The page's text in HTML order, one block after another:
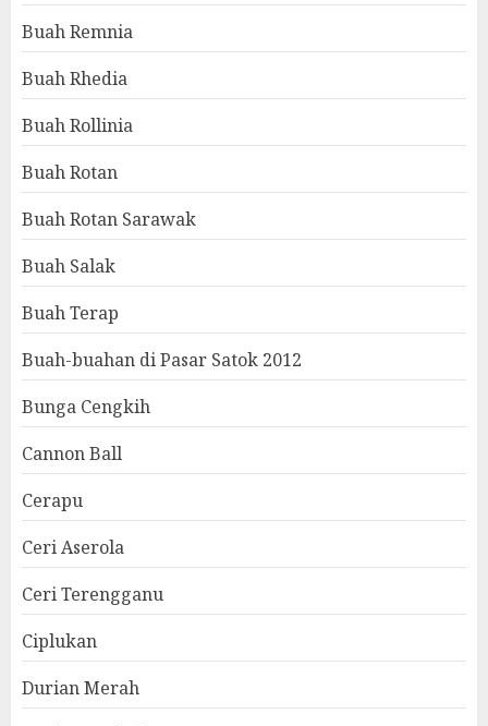
Buah Remnia
Buah Rhedia
Buah Rollinia
Buah Rotan
Buah Rotan Sarawak
Buah Salak
Buah Terap
Buah-buahan di Pasar Satok 2012
Bunga Cengkih
Cannon Ball
Cerapu
Ceri Aserola
Ceri Terengganu
Ciplukan
Durian Merah